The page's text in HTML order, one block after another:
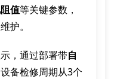
值等关键参数，
护。
，通过部署带自
备检修周期从3个